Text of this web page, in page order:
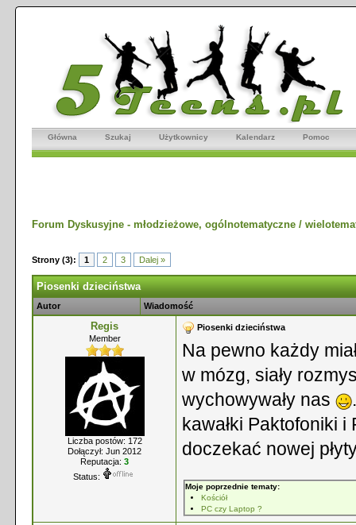
Główna Szukaj Użytkownicy Kalendarz Pomoc
Forum Dyskusyjne - młodzieżowe, ogólnotematyczne /
Strony (3): 1 2 3 Dalej »
Piosenki dzieciństwa
Autor Wiadomość
Regis
Member
Liczba postów: 172
Dołączył: Jun 2012
Reputacja: 3
Status:
Piosenki dzieciństwa
Na pewno każdy
w mózg, siały
wychowywały nas
kawałki Paktofoniki
doczekać nowej
Moje poprzednie tematy:
Kościół
PC czy Laptop ?